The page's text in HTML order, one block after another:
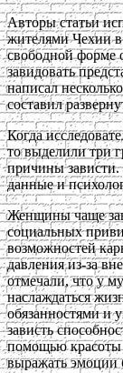
Авторы статьи
жителями Чехии в
свободной форме
завидовать
написал
составил
Когда
то выделили три
причины
данные и
Женщины чаще
социальных
возможностей
давления из-за
отмечали, что у
наслаждаться
обязанностями и
зависть
помощью красоты
выражать эмоции